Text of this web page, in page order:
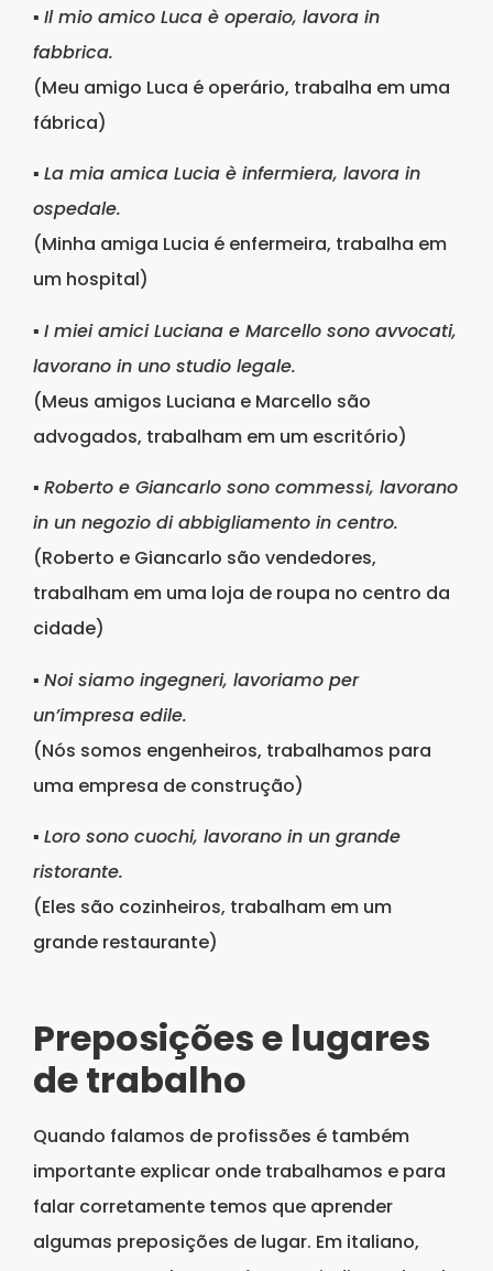
▪ Il mio amico Luca è operaio, lavora in
fabbrica.
(Meu amigo Luca é operário, trabalha em uma
fábrica)
▪ La mia amica Lucia è infermiera, lavora in
ospedale.
(Minha amiga Lucia é enfermeira, trabalha em
um hospital)
▪ I miei amici Luciana e Marcello sono avvocati,
lavorano in uno studio legale.
(Meus amigos Luciana e Marcello são
advogados, trabalham em um escritório)
▪ Roberto e Giancarlo sono commessi, lavorano
in un negozio di abbigliamento in centro.
(Roberto e Giancarlo são vendedores,
trabalham em uma loja de roupa no centro da
cidade)
▪ Noi siamo ingegneri, lavoriamo per
un’impresa edile.
(Nós somos engenheiros, trabalhamos para
uma empresa de construção)
▪ Loro sono cuochi, lavorano in un grande
ristorante.
(Eles são cozinheiros, trabalham em um
grande restaurante)
Preposições e lugares
de trabalho
Quando falamos de profissões é também
importante explicar onde trabalhamos e para
falar corretamente temos que aprender
algumas preposições de lugar. Em italiano,